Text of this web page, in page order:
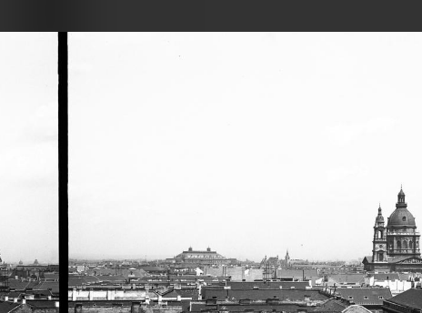
· Budapest I. · Tabán
a Királyi Palota (később Budavári Palota) és a Széchenyi Lánchíd felé. Előtérben a Szent Demeter szerb templom és az Alexandriai Szent Katalin-templom. A felvétel 1894-ben készült.
1900 · Budapest VIII.,Budapest V.
Trefort-kert, kilátás a Budapesti Tudományegyetem Fizikai Intézetének épületéből (később az ELTE / Eötvös Loránd Tudományegyetem Bölcsészettudományi Kar D épülete) a Múzeum körút felé, távolabb a Belvárosi Ferences templom tornya. Jobbra a Nemzeti Színház tornyos épülete. A felvétel 1900 előtt készült.